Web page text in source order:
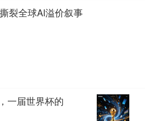
裂全球AI溢价叙事
一届世界杯的